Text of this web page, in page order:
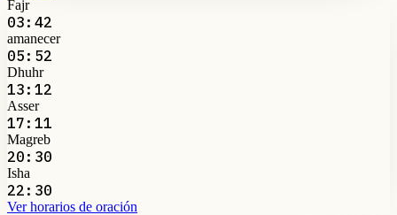
Fajr
03:42
amanecer
05:52
Dhuhr
13:12
Asser
17:11
Magreb
20:30
Isha
22:30
Ver horarios de oración